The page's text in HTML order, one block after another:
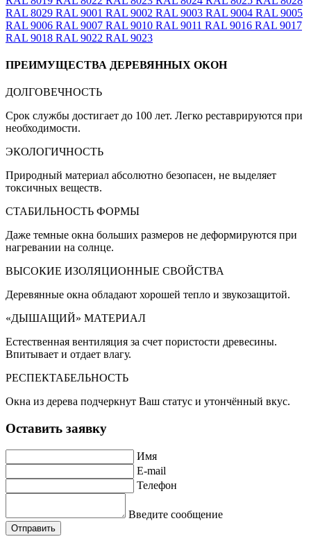
RAL 8029 RAL 9001 RAL 9002 RAL 9003 RAL 9004 RAL 9005
RAL 9006 RAL 9007 RAL 9010 RAL 9011 RAL 9016 RAL 9017
RAL 9018 RAL 9022 RAL 9023
ПРЕИМУЩЕСТВА ДЕРЕВЯННЫХ ОКОН
ДОЛГОВЕЧНОСТЬ
Срок службы достигает до 100 лет. Легко реставрируются при
необходимости.
ЭКОЛОГИЧНОСТЬ
Природный материал абсолютно безопасен, не выделяет
токсичных веществ.
СТАБИЛЬНОСТЬ ФОРМЫ
Даже темные окна больших размеров не деформируются при
нагревании на солнце.
ВЫСОКИЕ ИЗОЛЯЦИОННЫЕ СВОЙСТВА
Деревянные окна обладают хорошей тепло и звукозащитой.
«ДЫШАЩИЙ» МАТЕРИАЛ
Естественная вентиляция за счет пористости древесины.
Впитывает и отдает влагу.
РЕСПЕКТАБЕЛЬНОСТЬ
Окна из дерева подчеркнут Ваш статус и утончённый вкус.
Оставить заявку
Имя
E-mail
Телефон
Введите сообщение
Отправить